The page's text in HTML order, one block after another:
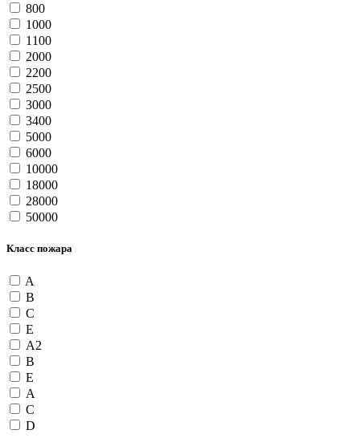
800
1000
1100
2000
2200
2500
3000
3400
5000
6000
10000
18000
28000
50000
Класс пожара
A
B
C
E
А2
В
Е
А
С
D